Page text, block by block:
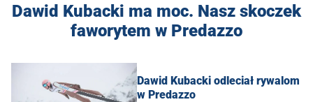
Dawid Kubacki ma moc. Nasz skoczek
faworytem w Predazzo
Dawid Kubacki odleciał rywalom
w Predazzo